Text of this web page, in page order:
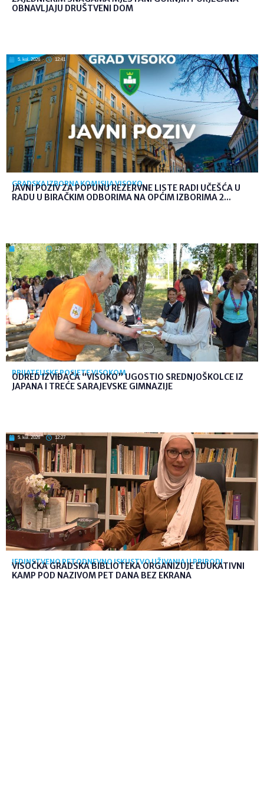
OBNAVLJAJU DRUŠTVENI DOM
5. kol. 2026 12:41
GRADSKA IZBORNA KOMISIJA VISOKO
JAVNI POZIV ZA POPUNU REZERVNE LISTE RADI UČEŠĆA U
RADU U BIRAČKIM ODBORIMA NA OPĆIM IZBORIMA 2...
5. kol. 2026 12:40
PRIJATELJSKE POSJETE VISOKOM
ODRED IZVIĐAČA “VISOKO” UGOSTIO SREDNJOŠKOLCE IZ
JAPANA I TREĆE SARAJEVSKE GIMNAZIJE
5. kol. 2026 12:27
JEDINSTVENO PETODNEVNO ISKUSTVO UŽIVANJA U PRIRODI
VISOČKA GRADSKA BIBLIOTEKA ORGANIZUJE EDUKATIVNI
KAMP POD NAZIVOM PET DANA BEZ EKRANA